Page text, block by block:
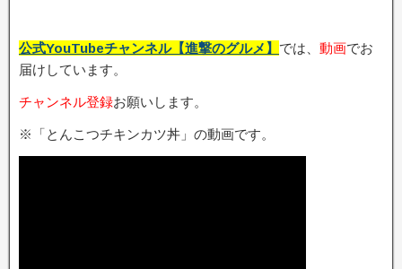
公式YouTubeチャンネル【進撃のグルメ】 では、 動画でお
届けしています。
チャンネル登録お願いします。
※「とんこつチキンカツ丼」の動画です。